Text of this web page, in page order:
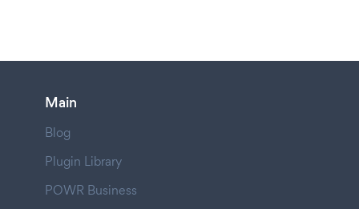
Main
Blog
Plugin Library
POWR Business